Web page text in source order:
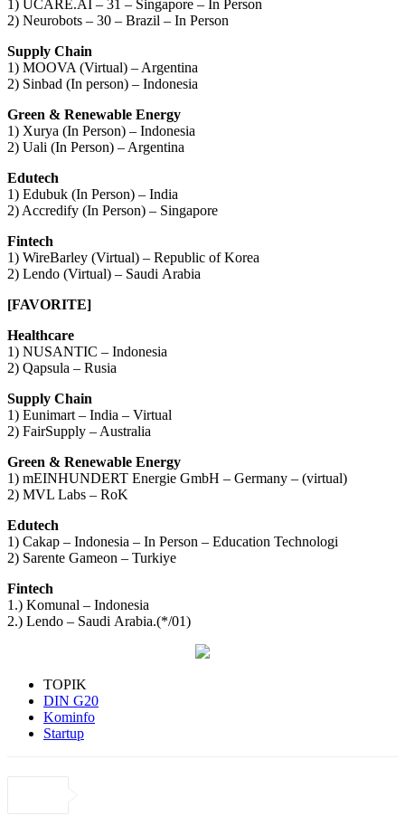
1) UCARE.AI – 31 – Singapore – In Person
2) Neurobots – 30 – Brazil – In Person
Supply Chain
1) MOOVA (Virtual) – Argentina
2) Sinbad (In person) – Indonesia
Green & Renewable Energy
1) Xurya (In Person) – Indonesia
2) Uali (In Person) – Argentina
Edutech
1) Edubuk (In Person) – India
2) Accredify (In Person) – Singapore
Fintech
1) WireBarley (Virtual) – Republic of Korea
2) Lendo (Virtual) – Saudi Arabia
[FAVORITE]
Healthcare
1) NUSANTIC – Indonesia
2) Qapsula – Rusia
Supply Chain
1) Eunimart – India – Virtual
2) FairSupply – Australia
Green & Renewable Energy
1) mEINHUNDERT Energie GmbH – Germany – (virtual)
2) MVL Labs – RoK
Edutech
1) Cakap – Indonesia – In Person – Education Technologi
2) Sarente Gameon – Turkiye
Fintech
1.) Komunal – Indonesia
2.) Lendo – Saudi Arabia.(*/01)
TOPIK
DIN G20
Kominfo
Startup